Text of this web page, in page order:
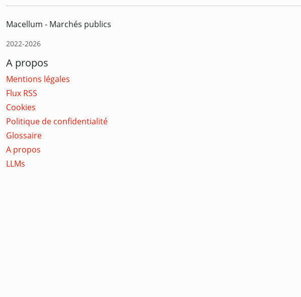
Macellum - Marchés publics
2022-2026
A propos
Mentions légales
Flux RSS
Cookies
Politique de confidentialité
Glossaire
A propos
LLMs